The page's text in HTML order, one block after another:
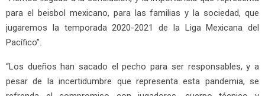
para el beisbol mexicano, para las familias y la sociedad, que
jugaremos la temporada 2020-2021 de la Liga Mexicana del
Pacífico”.
“Los dueños han sacado el pecho para ser responsables, y a
pesar de la incertidumbre que representa esta pandemia, se